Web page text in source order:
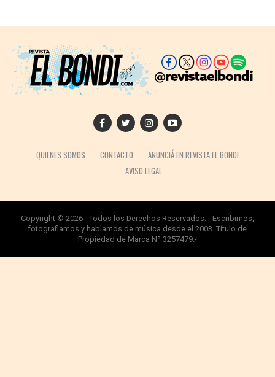
QUIENES SOMOS CONTACTO
ANUNCIÁ EN REVISTA EL BONDI
AVISO LEGAL
Copyright © 2026 - Todos los Derechos Reservados. - Escribimos,
fotografiamos y hablamos de música desde el 2003. Título de
Propiedad de Marca Nº 3257479.-